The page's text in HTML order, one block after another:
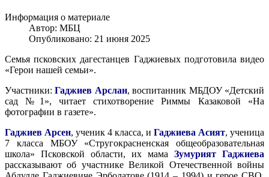
Информация о материале
Автор: МБЦ
Опубликовано: 21 июня 2025
Семья псковских дагестанцев Гаджиевых подготовила видео
«Герои нашей семьи».
Участники:Гаджиев Арслан, воспитанник МБДОУ «Детский
сад №1», читает стихотворение Риммы Казаковой «На
фотографии в газете».
Гаджиев Арсен, ученик 4 класса, и Гаджиева Асият, ученица
7 класса МБОУ «Стругокрасненская общеобразовательная
школа» Псковской области, их мама Зумурият Гаджиева
рассказывают об участнике Великой Отечественной войны